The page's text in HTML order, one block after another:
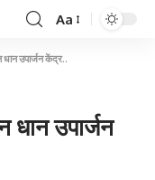
Aa
धान उपार्जन केंद्र..
धान उपार्जन